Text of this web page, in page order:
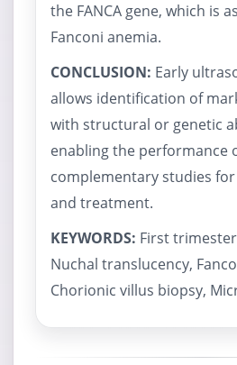
the FANCA gene, which is
Fanconi anemia.
CONCLUSION: Early
allows identification of
with structural or genetic
enabling the performance
complementary studies
and treatment.
KEYWORDS: First
Nuchal translucency,
Chorionic villus biopsy,